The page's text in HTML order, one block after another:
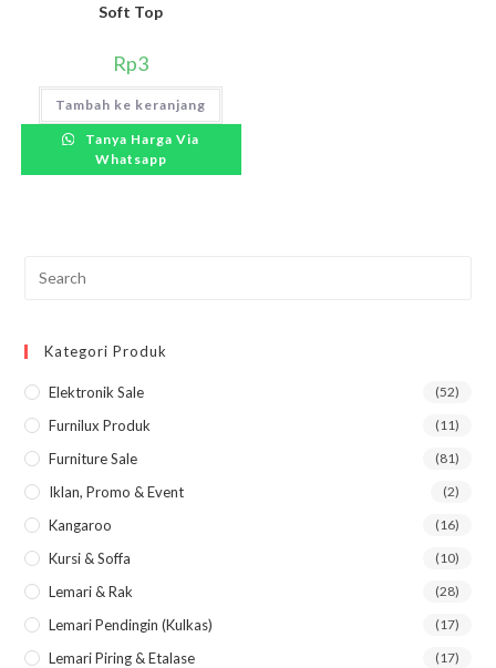
Soft Top
Rp3
Tambah ke keranjang
Tanya Harga Via
Whatsapp
Kategori Produk
Elektronik Sale (52)
Furnilux Produk (11)
Furniture Sale (81)
Iklan, Promo & Event (2)
Kangaroo (16)
Kursi & Soffa (10)
Lemari & Rak (28)
Lemari Pendingin (kulkas) (17)
Lemari Piring & Etalase (17)